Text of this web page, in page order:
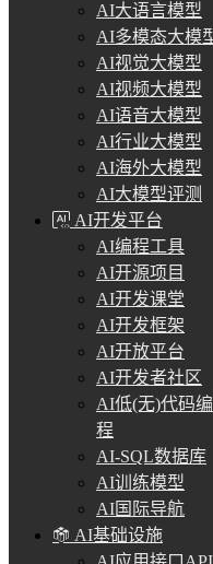
AI大语言模型
AI多模态大模
AI视觉大模型
AI视频大模型
AI语音大模型
AI行业大模型
AI海外大模型
AI大模型评测
AI开发平台
AI编程工具
AI开源项目
AI开发课堂
AI开发框架
AI开放平台
AI开发者社区
AI低(无)代码编
程
AI-SQL数据库
AI训练模型
AI国际导航
AI基础设施